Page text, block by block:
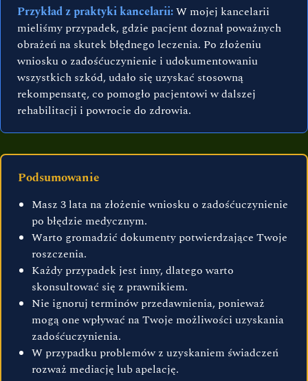
Przykład z praktyki kancelarii:W mojej kancelarii
mieliśmy przypadek, gdzie pacjent doznał poważnych
obrażeń na skutek błędnego leczenia. Po złożeniu
wniosku o zadośćuczynienie i udokumentowaniu
wszystkich szkód, udało się uzyskać stosowną
rekompensatę, co pomogło pacjentowi w dalszej
rehabilitacji i powrocie do zdrowia.
Podsumowanie
Masz 3 lata na złożenie wniosku o zadośćuczynienie
po błędzie medycznym.
Warto gromadzić dokumenty potwierdzające Twoje
roszczenia.
Każdy przypadek jest inny, dlatego warto
skonsultować się z prawnikiem.
Nie ignoruj terminów przedawnienia, ponieważ
mogą one wpływać na Twoje możliwości uzyskania
zadośćuczynienia.
W przypadku problemów z uzyskaniem świadczeń
rozważ mediację lub apelację.